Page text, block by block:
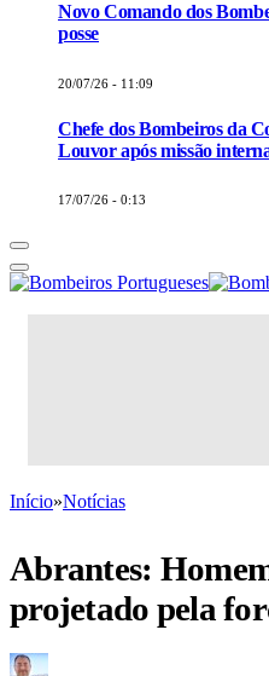
Novo Comando dos
posse
20/07/26 - 11:09
Chefe dos Bombeiros da
Louvor após missão
17/07/26 - 0:13
Início»Notícias
Abrantes:
projetado pela